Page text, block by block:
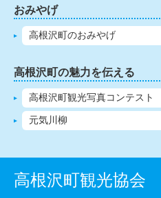
おみやげ
高根沢町のおみやげ
高根沢町の魅力を伝える
高根沢町観光写真コンテスト
元気川柳
高根沢町観光協会